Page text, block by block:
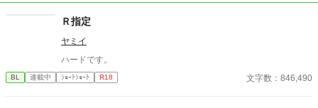
Ｒ指定
ヤミイ
ハードです。
BL 連載中 ｼｮｰﾄｼｮｰﾄ R18 文字数：846,490